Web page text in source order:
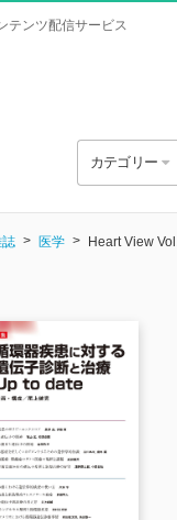
テンツ配信サービス
カテゴリー
医学 Heart View